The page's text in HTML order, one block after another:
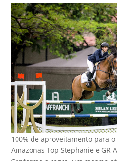
100% de aproveitamento para
Amazonas Top Stephanie e GR